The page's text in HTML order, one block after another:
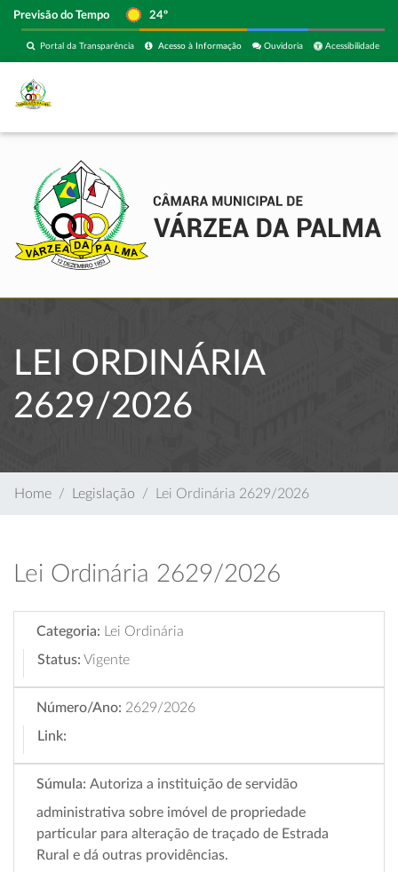
Previsão do Tempo 24º
Acessibilidade
Ouvidoria
Acesso à Informação
Portal da Transparência
LEI ORDINÁRIA
2629/2026
Home Legislação Lei Ordinária 2629/2026
Lei Ordinária 2629/2026
Categoria:
Lei Ordinária
Status: Vigente
Número/Ano: 2629/2026
Link:
Súmula: Autoriza a instituição de servidão
administrativa sobre imóvel de propriedade
particular para alteração de traçado de Estrada
Rural e dá outras providências.